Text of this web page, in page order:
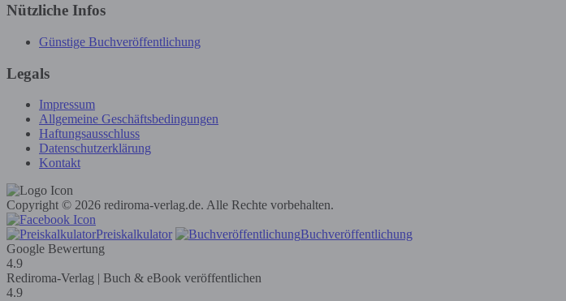
Nützliche Infos
Günstige Buchveröffentlichung
Legals
Impressum
Allgemeine Geschäftsbedingungen
Haftungsausschluss
Datenschutzerklärung
Kontakt
Copyright © 2026 rediroma-verlag.de. Alle Rechte vorbehalten.
Preiskalkulator
Buchveröffentlichung
Google Bewertung
4.9
Rediroma-Verlag | Buch & eBook veröffentlichen
4.9